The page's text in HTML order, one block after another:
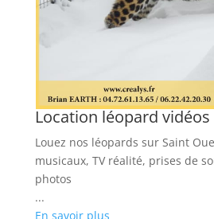
Location léopard
Louez nos léopards sur Saint
musicaux, TV réalité, prises de
photos
...
En savoir plus